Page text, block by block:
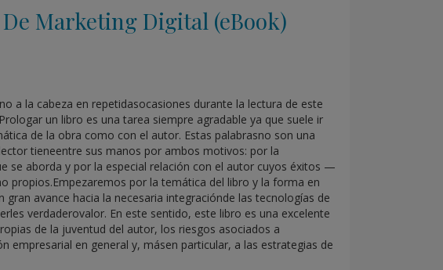
Marketing Digital (eBook)
a la cabeza en repetidasocasiones durante la lectura de este
un libro es una tarea siempre agradable ya que suele ir
de la obra como con el autor. Estas palabrasno son una
tieneentre sus manos por ambos motivos: por la
se aborda y por la especial relación con el autor cuyos éxitos —
propios.Empezaremos por la temática del libro y la forma en
avance hacia la necesaria integraciónde las tecnologías de
verdaderovalor. En este sentido, este libro es una excelente
de la juventud del autor, los riesgos asociados a
empresarial en general y, másen particular, a las estrategias de